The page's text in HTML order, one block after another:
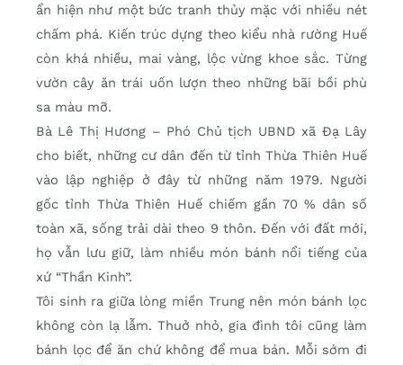
ẩn hiện như một bức tranh thủy mặc với nhiều nét
chấm phá. Kiến trúc dựng theo kiểu nhà rường Huế
còn khá nhiều, mai vàng, lộc vừng khoe sắc. Từng
vườn cây ăn trái uốn lượn theo những bãi bồi phù
sa màu mỡ.
Bà Lê Thị Hương – Phó Chủ tịch UBND xã Đạ Lây
cho biết, những cư dân đến từ tỉnh Thừa Thiên Huế
vào lập nghiệp ở đây từ những năm 1979. Người
gốc tỉnh Thừa Thiên Huế chiếm gần 70 % dân số
toàn xã, sống trải dài theo 9 thôn. Đến với đất mới,
họ vẫn lưu giữ, làm nhiều món bánh nổi tiếng của
xứ “Thần Kinh”.
Tôi sinh ra giữa lòng miền Trung nên món bánh lọc
không còn lạ lẫm. Thuở nhỏ, gia đình tôi cũng làm
bánh lọc để ăn chứ không để mua bán. Mỗi sớm đi